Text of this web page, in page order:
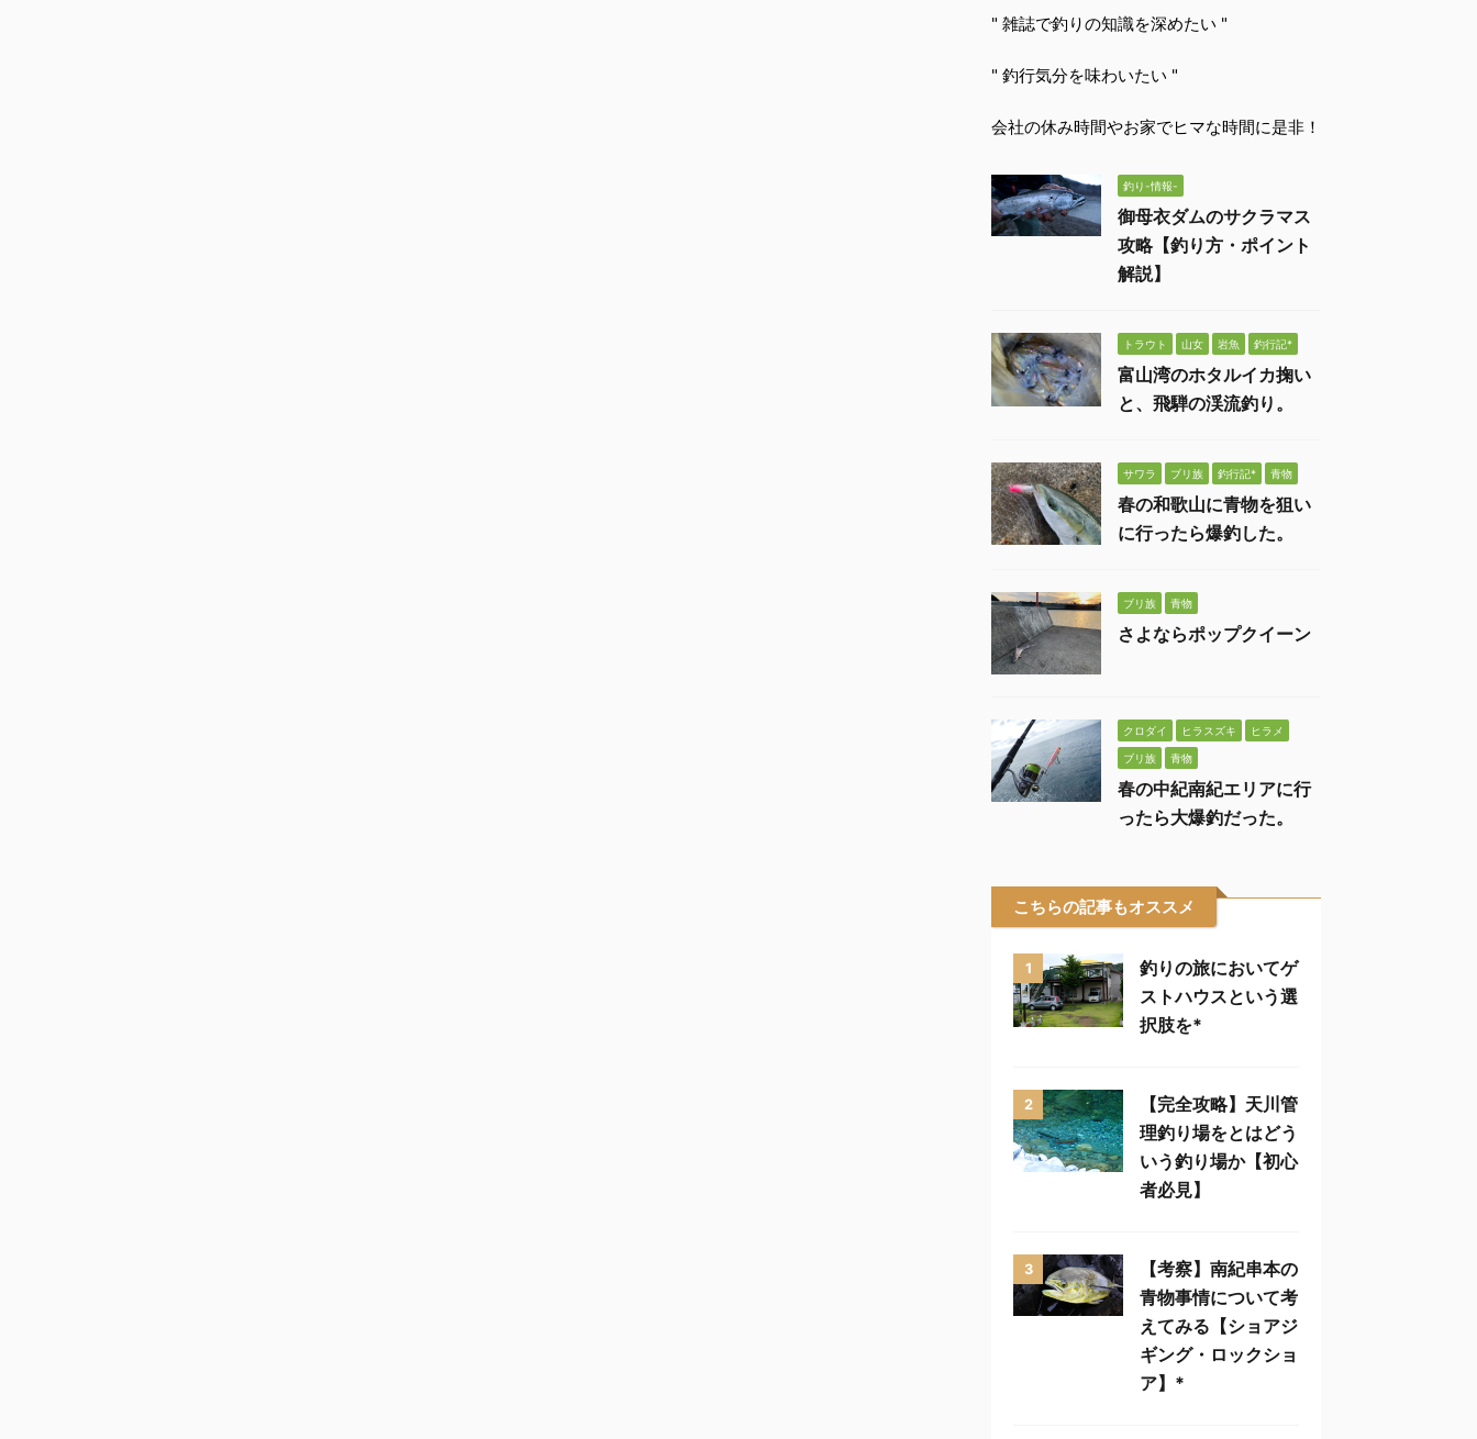
" 雑誌で釣りの知識を深めたい "
" 釣行気分を味わいたい "
会社の休み時間やお家でヒマな時間に是非！
釣り-情報-
御母衣ダムのサクラマス
攻略【釣り方・ポイント
解説】
トラウト 山女 岩魚 釣行記*
富山湾のホタルイカ掬い
と、飛騨の渓流釣り。
サワラ ブリ族 釣行記* 青物
春の和歌山に青物を狙い
に行ったら爆釣した。
ブリ族 青物
さよならポップクイーン
クロダイ ヒラスズキ ヒラメ
ブリ族 青物
春の中紀南紀エリアに行
ったら大爆釣だった。
こちらの記事もオススメ
1
釣りの旅においてゲ
ストハウスという選
択肢を*
2
【完全攻略】天川管
理釣り場をとはどう
いう釣り場か【初心
者必見】
3
【考察】南紀串本の
青物事情について考
えてみる【ショアジ
ギング・ロックショ
ア】*